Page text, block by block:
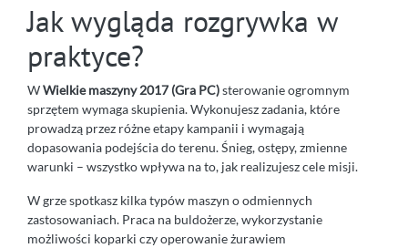
Jak wygląda rozgrywka w
praktyce?
WWielkie maszyny 2017 (Gra PC)sterowanie ogromnym
sprzętem wymaga skupienia. Wykonujesz zadania, które
prowadzą przez różne etapy kampanii i wymagają
dopasowania podejścia do terenu. Śnieg, ostępy, zmienne
warunki – wszystko wpływa na to, jak realizujesz cele misji.
W grze spotkasz kilka typów maszyn o odmiennych
zastosowaniach. Praca na buldożerze, wykorzystanie
możliwości koparki czy operowanie żurawiem